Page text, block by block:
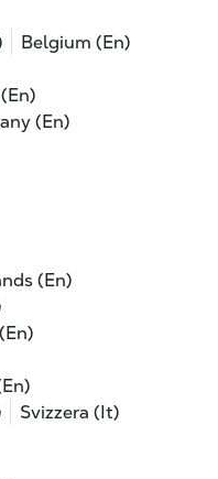
Belgium (En)
(En)
(En)
Svizzera (It)